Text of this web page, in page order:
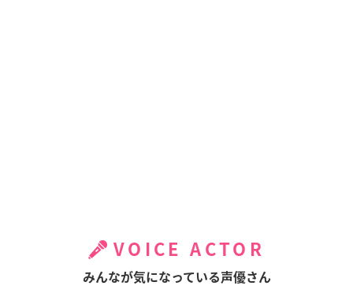
VOICE ACTOR
みんなが気になっている声優さん